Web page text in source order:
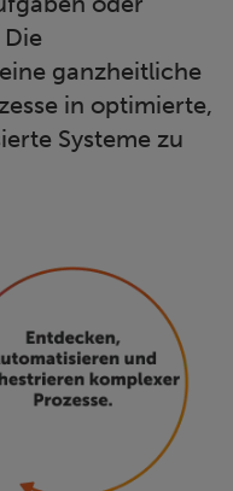
ganzheitliche
in optimierte,
Systeme zu